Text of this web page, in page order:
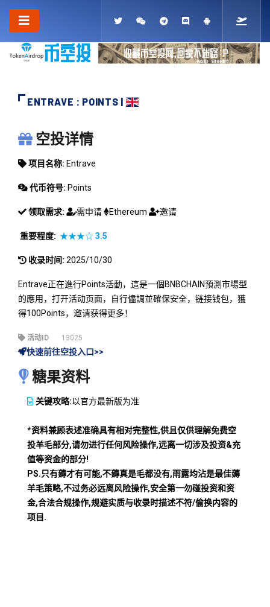
ENTRAVE : POINTS |
ENTRAVE
空投详情
项目名称: Entrave
代币符号: Points
领取需求: 需申请 Ethereum 邀请
重要程度: ★★★☆3.5
收录时间: 2025/10/30
Entrave正在進行Points活動，這是一個BNBCHAIN預測市場型
的應用，打开活动页面，自行儘調並確保安全，链接钱包，獲
得100Points，邀请获得更多！
活动ID 13025
快速前往空投入口>>
糖果资料
关键攻略:以官方最新版为准
*资料兼顾表述准确具有相对完整性,供且仅供理解免费空
投羊毛部分,请勿进行任何风险操作,远离一切涉及投资&充
值等资金的部分!
PS.只有薅才有可能,不薅真是毛都没有,雨露均沾是最佳薅
羊毛策略,不过务必远离风险操作,安全第一勿碰投资和资
金,合法合规操作,规避实质与收录时描述不符/偷换内容的
项目.